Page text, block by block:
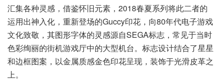
汇集各种灵感，借鉴怀旧元素，2018春夏系列将此二者的
运用出神入化，重新登场的Guccy印花，向80年代电子游戏
文化致敬，其图形字体的灵感源自SEGA标志，常见于当时
色彩绚丽的街机游戏厅中的大型机台。标志设计结合了星星
和边框图案，以金属质感金色印花呈现，装饰于光滑皮革之
上。